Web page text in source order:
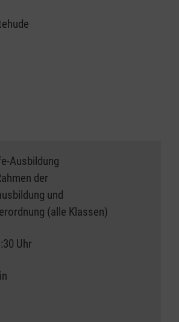
Ausbildung
der
und
(alle Klassen)
Uhr